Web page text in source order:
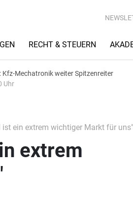
RECHT & STEUERN
Kfz-Mechatronik weiter Spitzenreiter
Uhr
ist ein extrem wichtiger Markt für uns"
extrem